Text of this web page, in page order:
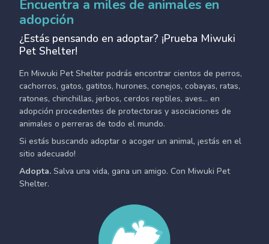
Encuentra a miles de animales en
adopción
¿Estás pensando en adoptar? ¡Prueba Miwuki
Pet Shelter!
En Miwuki Pet Shelter podrás encontrar cientos de perros,
cachorros, gatos, gatitos, hurones, conejos, cobayas, ratas,
ratones, chinchillas, jerbos, cerdos reptiles, aves... en
adopción procedentes de protectoras y asociaciones de
animales o perreras de todo el mundo.
Si estás buscando adoptar o acoger un animal, ¡estás en el
sitio adecuado!
Adopta. Salva una vida, gana un amigo. Con Miwuki Pet
Shelter.